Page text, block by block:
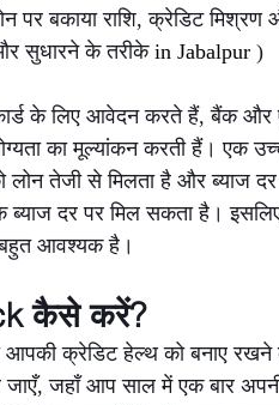
पर बकाया राशि, क्रेडिट
सुधारने के तरीके in Jabalpur )
के लिए आवेदन करते हैं, बैंक
का मूल्यांकन करती हैं। एक
लोन तेजी से मिलता है और ब्याज
दर पर मिल सकता है।
बहुत आवश्यक है।
कैसे करें?
क्रेडिट हेल्थ को बनाए
जहाँ आप साल में एक बार